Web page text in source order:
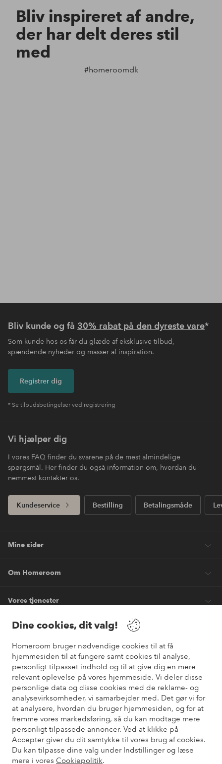
Dine cookies, dit valg!
Homeroom bruger nødvendige cookies til at få
hjemmesiden til at fungere samt cookies til analyse,
personligt tilpasset indhold og til at give dig en mere
relevant oplevelse på vores hjemmeside. Vi deler disse
personlige data og disse cookies med de reklame- og
analysevirksomheder, vi samarbejder med. Det gør vi for
at analysere, hvordan du bruger hjemmesiden, og for at
fremme vores markedsføring, så du kan modtage mere
personligt tilpassede annoncer. Ved at klikke på
Accepter giver du dit samtykke til vores brug af cookies.
Du kan tilpasse dine valg under Indstillinger og læse
mere i vores Cookiepolitik.
Bliv inspireret af andre,
der har delt deres stil
med
#homeroomdk
Bliv kunde og få 30% rabat på den dyreste vare*
Som kunde hos os får du glæde af eksklusive tilbud,
spændende nyheder og masser af inspiration.
Registrer dig
* Se tilbudsbetingelser ved registrering
Vi hjælper dig
I vores FAQ finder du svarene på de mest almindelige
spørgsmål. Her finder du også information om, hvordan du
nemmest kontakter os.
Kundeservice Bestilling Betalingsmåde
Mine sider
Om Homeroom
Vores tjenester
Vilkår
Venner
Sikre betalinger
Vil du vide mere om vores betalingsmuligheder ?
elpy